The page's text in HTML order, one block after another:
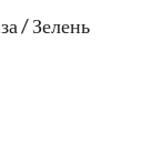
/ Зелень